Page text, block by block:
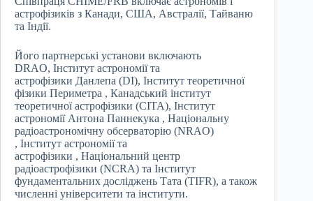
астрофізиків з Канади, США, Австралії, Тайваню
та Індії.
Його партнерські установи включають
DRAO, Інститут астрономії та
астрофізики Данлепа (DI), Інститут теоретичної
фізики Периметра , Канадський інститут
теоретичної астрофізики (CITA), Інститут
астрономії Антона Паннекука , Національну
радіоастрономічну обсерваторію (NRAO)
, Інститут астрономії та
астрофізики , Національний центр
радіоастрофізики (NCRA) та Інститут
фундаментальних досліджень Тата (TIFR), а також
численні університети та інститути.